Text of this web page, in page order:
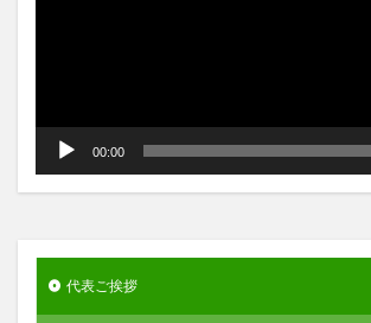
00:00
代表ご挨拶